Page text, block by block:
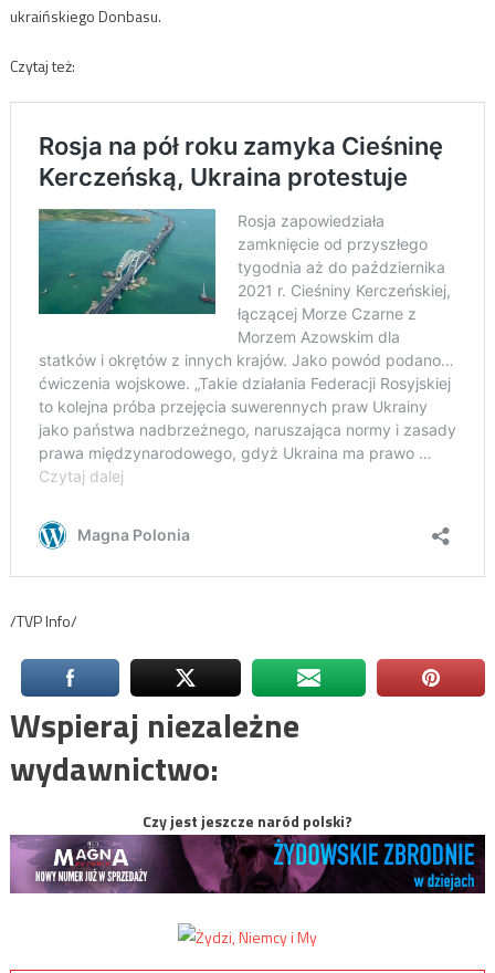
ukraińskiego Donbasu.
Czytaj też:
/TVP Info/
Wspieraj niezależne
wydawnictwo:
Czy jest jeszcze naród polski?